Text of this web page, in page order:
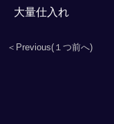
大量仕入れ
＜Previous(１つ前へ)